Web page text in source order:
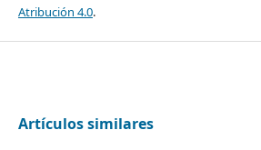
Atribución 4.0.
Artículos similares